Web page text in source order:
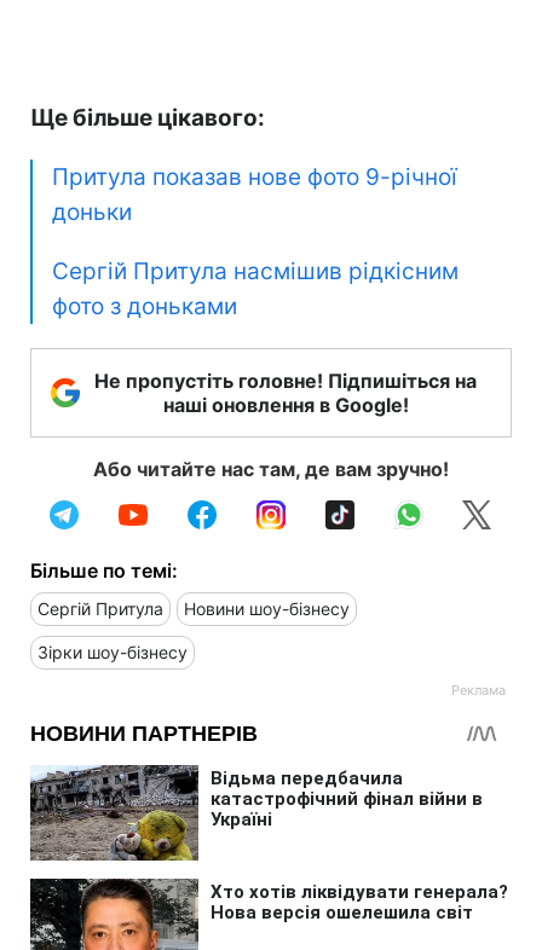
Ще більше цікавого:
Притула показав нове фото 9-річної
доньки
Сергій Притула насмішив рідкісним
фото з доньками
Не пропустіть головне! Підпишіться на
наші оновлення в Google!
Або читайте нас там, де вам зручно!
Більше по темі:
Сергій Притула Новини шоу-бізнесу
Зірки шоу-бізнесу